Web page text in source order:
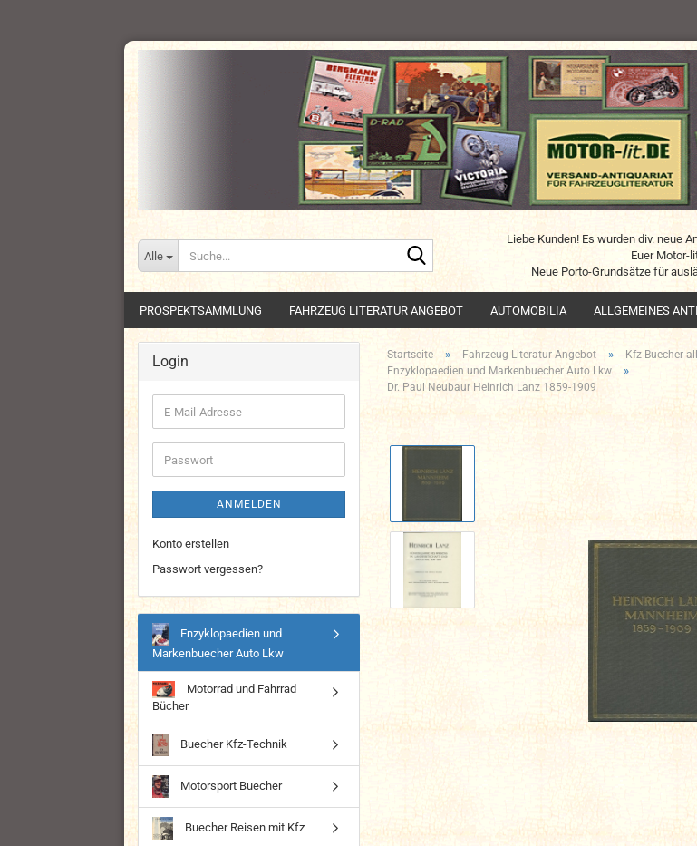
Alle
Liebe Kunden! Es wurden div. neue
Euer Motor-
Neue Porto-Grundsätze für
PROSPEKTSAMMLUNG FAHRZEUG LITERATUR ANGEBOT AUTOMOBILIA ALLGEMEINES
Startseite » Fahrzeug Literatur Angebot » Kfz-Buecher
Enzyklopaedien und Markenbuecher Auto Lkw »
Dr. Paul Neubaur Heinrich Lanz 1859-1909
Login
E-
Mail-
Adresse
Passwort
ANMELDEN
Konto erstellen
Passwort vergessen?
Enzyklopaedien und
Markenbuecher Auto Lkw
Motorrad und Fahrrad
Bücher
Buecher Kfz-Technik
Motorsport Buecher
Buecher Reisen mit Kfz